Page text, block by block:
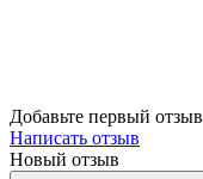
Добавьте первый отзыв
Написать отзыв
Новый отзыв